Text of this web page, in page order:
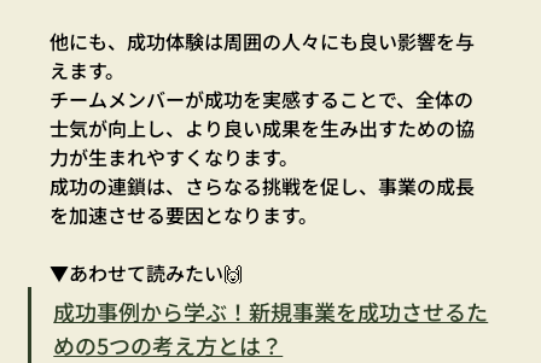
他にも、成功体験は周囲の人々にも良い影響を与
えます。
チームメンバーが成功を実感することで、全体の
士気が向上し、より良い成果を生み出すための協
力が生まれやすくなります。
成功の連鎖は、さらなる挑戦を促し、事業の成長
を加速させる要因となります。
▼あわせて読みたい🙌
成功事例から学ぶ！新規事業を成功させるた
めの5つの考え方とは？